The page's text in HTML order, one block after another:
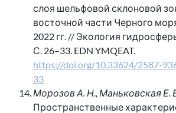
слоя шельфовой склоновой
восточной части Черного
2022 гг. // Экология
С. 26–33. EDN YMQEAT.
https://doi.org/10.33624/2587-
33
Морозов А. Н., Маньковская Е.
Пространственные